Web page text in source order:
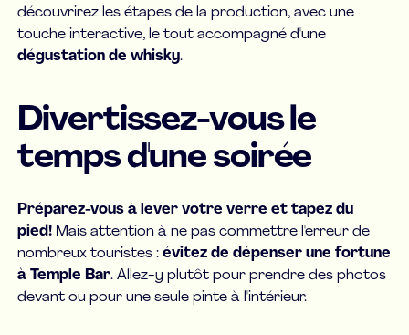
découvrirez les étapes de la production, avec une
touche interactive, le tout accompagné d'une
dégustation de whisky.
Divertissez-vous le
temps d'une soirée
Préparez-vous à lever votre verre et tapez du
pied! Mais attention à ne pas commettre l'erreur de
nombreux touristes :évitez de dépenser une fortune
à Temple Bar. Allez-y plutôt pour prendre des photos
devant ou pour une seule pinte à l'intérieur.